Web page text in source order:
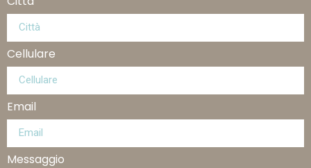
Cellulare
Email
Messaggio